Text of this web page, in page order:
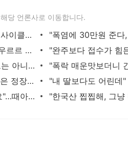
해당 언론사로 이동합니다.
"선수 가슴이 갑자기 커졌다" 여자 사이클서 제기된 '브라 패드' 의혹
"한국 가서 싹쓸이해오자" 외국인 우르르 몰려오더니…3000원짜리 '이것'에도 열광
"해운대인데 뭐 어때" "그래도 마트는 아니지" 점점 뜨거워지는 '비키니 논쟁'
"수건은 드릴께" 손님은 알몸, 직원은 정장…美 식당이 꺼낸 '파격 생존법'
"회사에 핫팬츠·오프숄더 입고 가요"…때아닌 출근 복장 논쟁에 '시끌'